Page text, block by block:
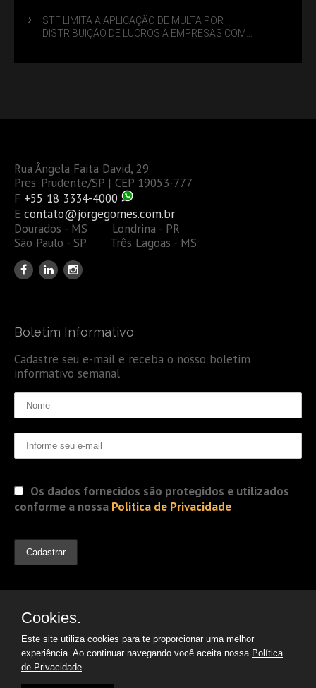
STF LIMITA A APLICAÇÃO DE MULTA POR
DISTRIBUIÇÃO DE LUCROS A EMPRESAS COM
Rua Ângela Faita David, 29
Pres. Prudente/SP | CEP 19053-777
F +55 18 3334-4000
E contato@jorgegomes.com.br
Dourados - MS Londrina - PR
São Paulo - SP Três Lagoas - MS
Boletim Informativo
Cadastre seu e-mail e receba o nosso boletim
informativo semanal
Os dados fornecidos são protegidos e utilizados
conforme a nossa Politica de Privacidade
© 2019 Jorge Gomes
Cookies.
Este site utiliza cookies para te proporcionar uma melhor
experiência. Ao continuar navegando você aceita nossa Política
de Privacidade